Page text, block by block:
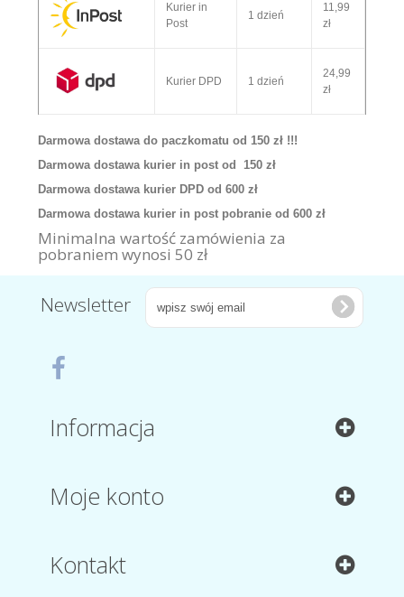
Kurier in
Post
1 dzień
11,99
zł
Kurier DPD 1 dzień
24,99
zł
Darmowa dostawa do paczkomatu od 150 zł !!!
Darmowa dostawa kurier in post od 150 zł
Darmowa dostawa kurier DPD od 600 zł
Darmowa dostawa kurier in post pobranie od 600 zł
Minimalna wartość zamówienia za
pobraniem wynosi 50 zł
Newsletter
Informacja
Moje konto
Kontakt